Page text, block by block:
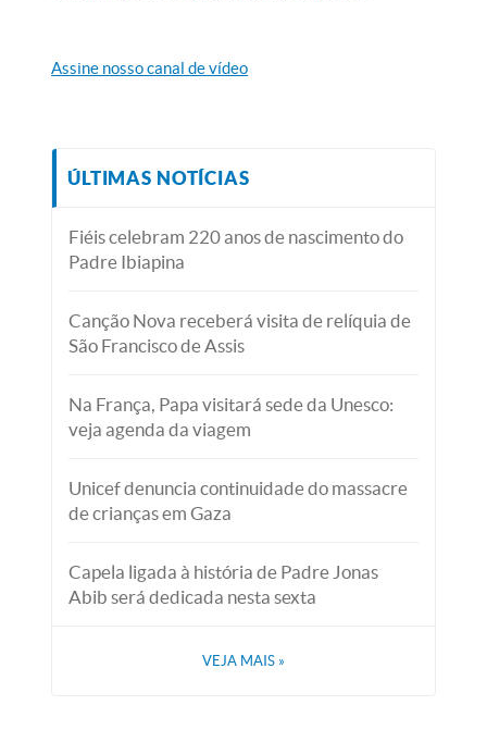
Assine nosso canal de vídeo
ÚLTIMAS NOTÍCIAS
Fiéis celebram 220 anos de nascimento do
Padre Ibiapina
Canção Nova receberá visita de relíquia de
São Francisco de Assis
Na França, Papa visitará sede da Unesco:
veja agenda da viagem
Unicef denuncia continuidade do massacre
de crianças em Gaza
Capela ligada à história de Padre Jonas
Abib será dedicada nesta sexta
VEJA MAIS »